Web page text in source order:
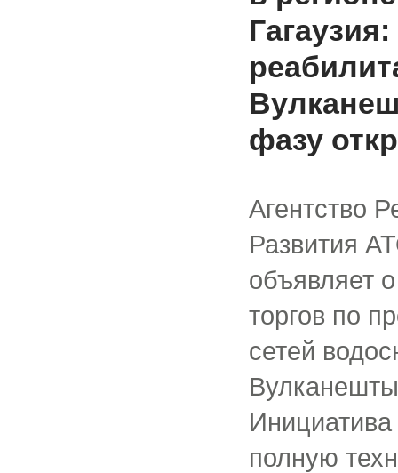
фазу
Агентство
Развития
объявляет
торгов по
сетей
полную